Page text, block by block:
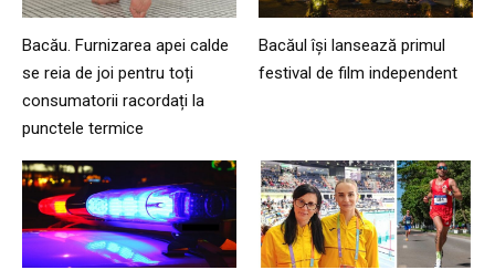
Bacău. Furnizarea apei calde
se reia de joi pentru toți
consumatorii racordați la
punctele termice
Bacăul își lansează primul
festival de film independent